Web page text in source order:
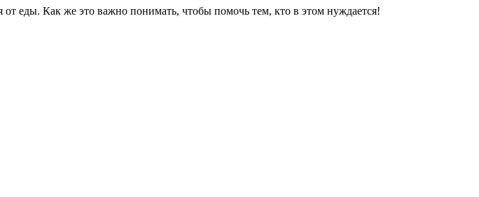
еды. Как же это важно понимать, чтобы помочь тем, кто в этом нуждается!